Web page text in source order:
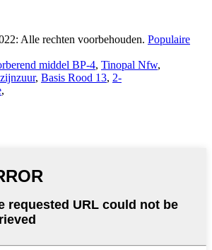
Alle rechten voorbehouden. Populaire
middel BP-4, Tinopal Nfw,
, Basis Rood 13, 2-
,